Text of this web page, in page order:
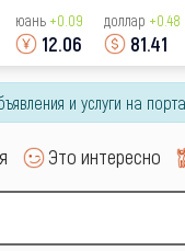
юань +0.09
12.06
доллар +0.48
81.41
и услуги на
Это интересно